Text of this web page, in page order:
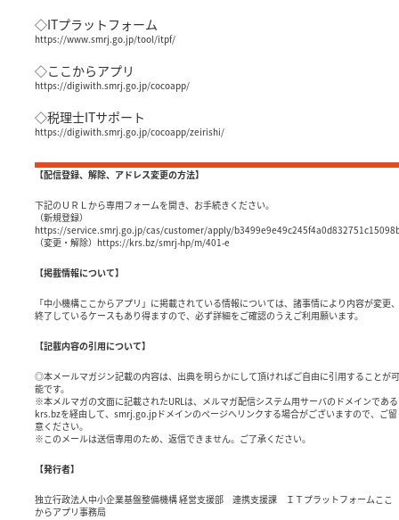
◇ITプラットフォーム
https://www.smrj.go.jp/tool/itpf/
◇ここからアプリ
https://digiwith.smrj.go.jp/cocoapp/
◇税理士ITサポート
https://digiwith.smrj.go.jp/cocoapp/zeirishi/
【配信登録、解除、アドレス変更の方法】
下記のＵＲＬから専用フォームを開き、お手続きください。
（新規登録）
https://service.smrj.go.jp/cas/customer/apply/
（変更・解除）https://krs.bz/smrj-hp/m/401-e
【掲載情報について】
「中小機構ここからアプリ」に掲載されている情報については、諸事情により内容が変更、
終了しているケースもあり得ますので、必ず詳細をご確認のうえご利用願います。
【記載内容の引用について】
◎本メールマガジン記載の内容は、出典を明らかにして頂ければご自由に引用することが可
能です。
※本メルマガの文面に記載されたURLは、メルマガ配信システム用サーバのドメインである
krs.bzを経由して、smrj.go.jpドメインのページへリンクする場合がございますので、ご留
意ください。
※このメールは送信専用のため、返信できません。ご了承ください。
【発行者】
独立行政法人中小企業基盤整備機構 経営支援部 連携支援課 ＩＴプラットフォームここ
からアプリ事務局